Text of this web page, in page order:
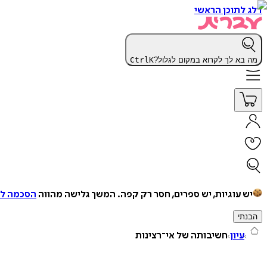
דלג לתוכן הראשי
מה בא לך לקרוא במקום לגלול? CtrlK
יש עוגיות, יש ספרים, חסר רק קפה. המשך גלישה מהווה הסכמה
הבנתי
עיון חשיבותה של אי־רצינות